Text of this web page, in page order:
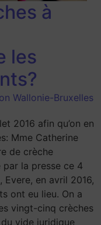
à
les
Wallonie-Bruxelles
2016 afin qu’on en
Mme Catherine
de crèche
par la presse ce 4
Evere, en avril 2016,
ont eu lieu. On a
vingt-cinq crèches
vide juridique